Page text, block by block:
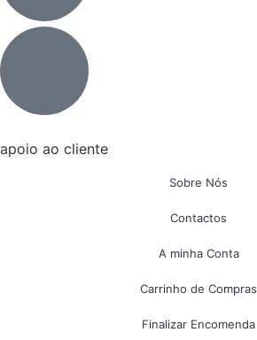
apoio ao cliente
Sobre Nós
Contactos
A minha Conta
Carrinho de Compras
Finalizar Encomenda